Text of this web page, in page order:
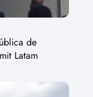
de
Latam